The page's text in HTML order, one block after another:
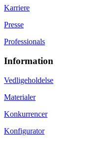
Karriere
Presse
Professionals
Information
Vedligeholdelse
Materialer
Konkurrencer
Konfigurator